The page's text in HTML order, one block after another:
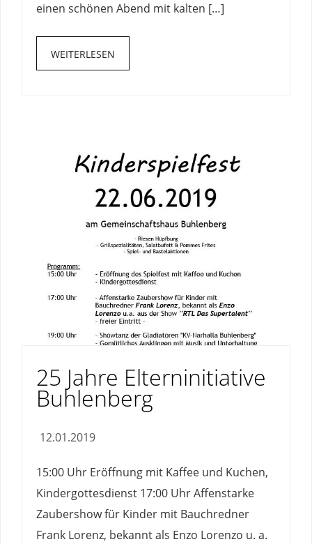
einen schönen Abend mit kalten […]
WEITERLESEN
25 Jahre Elterninitiative
Buhlenberg
12.01.2019
15:00 Uhr Eröffnung mit Kaffee und Kuchen,
Kindergottesdienst 17:00 Uhr Affenstarke
Zaubershow für Kinder mit Bauchredner
Frank Lorenz, bekannt als Enzo Lorenzo u. a.